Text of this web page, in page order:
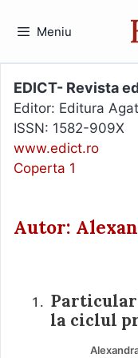
Meniu
EDICT- Revista
Editor: Editura
ISSN: 1582-909X
www.edict.ro
Coperta 1
Autor:
la ciclul